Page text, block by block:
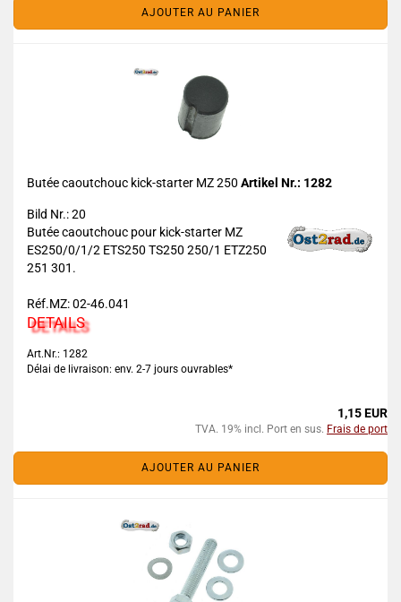
AJOUTER AU PANIER
Butée caoutchouc kick-starter MZ 250 Artikel Nr.: 1282
Bild Nr.: 20
Butée caoutchouc pour kick-starter MZ
ES250/0/1/2 ETS250 TS250 250/1 ETZ250
251 301.
Réf.MZ: 02-46.041
DETAILS
Art.Nr.: 1282
Délai de livraison: env. 2-7 jours ouvrables*
1,15 EUR
TVA. 19% incl. Port en sus. Frais de port
AJOUTER AU PANIER